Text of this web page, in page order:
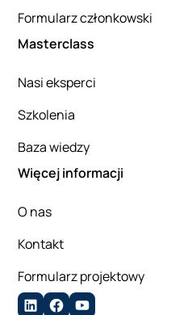
Formularz członkowski
Masterclass
Nasi eksperci
Szkolenia
Baza wiedzy
Więcej informacji
O nas
Kontakt
Formularz projektowy